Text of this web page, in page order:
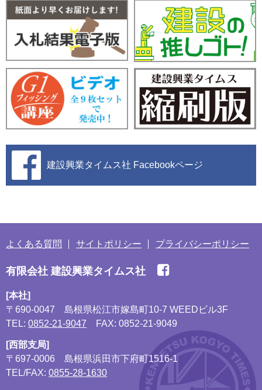
建設興業タイムス社 Facebookページ
よくある質問 サイトポリシー プライバシーポリシー
有限会社 建設興業タイムス社
[本社]
〒690-0047
島根県松江市嫁島町10-7 WEEDビル3F
TEL: 0852-21-9047 FAX: 0852-21-9049
[西部支局]
〒697-0006
島根県浜田市下府町1516-1
TEL/FAX: 0855-28-1630